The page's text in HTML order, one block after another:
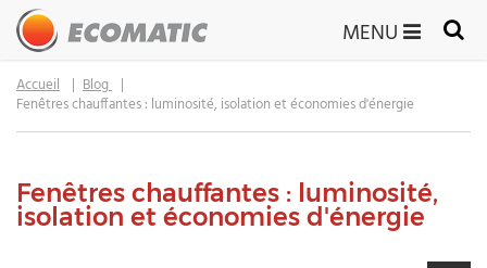
Fenêtres chauffantes : luminosité,
isolation et économies d'énergie
MENU
Accueil
Blog
Fenêtres chauffantes : luminosité, isolation et économies d'énergie